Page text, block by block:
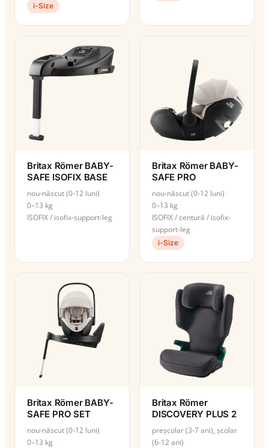
i-Size
Britax Römer BABY-
SAFE ISOFIX BASE
nou-născut (0-12 luni)
0–13 kg
ISOFIX / isofix-support-leg
Britax Römer BABY-
SAFE PRO
nou-născut (0-12 luni)
0–13 kg
ISOFIX / centură / isofix-
support-leg
i-Size
Britax Römer BABY-
SAFE PRO SET
nou-născut (0-12 luni)
0–13 kg
Britax Römer
DISCOVERY PLUS 2
preșcolar (3-7 ani), școlar
(6-12 ani)